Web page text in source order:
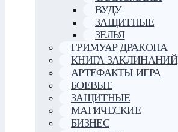
ВУДУ
ЗАЩИТНЫЕ
ЗЕЛЬЯ
ГРИМУАР ДРАКОНА
КНИГА ЗАКЛИНАНИЙ
АРТЕФАКТЫ ИГРА
БОЕВЫЕ
ЗАЩИТНЫЕ
МАГИЧЕСКИЕ
БИЗНЕС